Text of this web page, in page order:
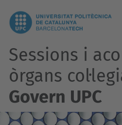
Sessions i
òrgans
Govern UPC